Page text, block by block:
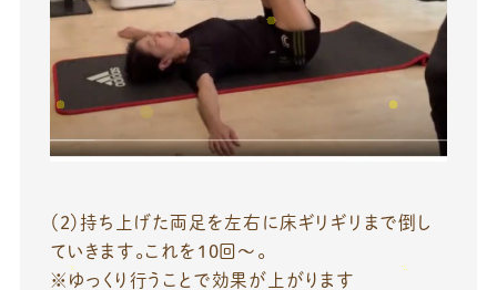
（2）持ち上げた両足を左右に床ギリギリまで倒し
ていきます。これを10回～。
※ゆっくり行うことで効果が上がります